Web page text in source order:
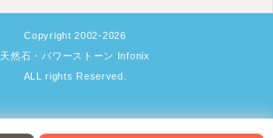
Copyright 2002-2026
天然石・パワーストーン Infonix
ALL rights Reserved.